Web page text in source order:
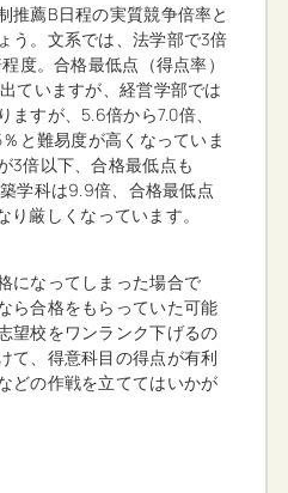
推薦B日程の実質競争倍率と
う。文系では、法学部で3倍
度。合格最低点（得点率）
ていますが、経営学部では
すが、5.6倍から7.0倍、
と難易度が高くなっていま
3倍以下、合格最低点も
学科は9.9倍、合格最低点
厳しくなっています。
になってしまった場合で
ら合格をもらっていた可能
望校をワンランク下げるの
て、得意科目の得点が有利
どの作戦を立ててはいかが